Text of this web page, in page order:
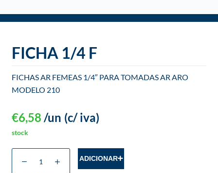
FICHA 1/4 F
FICHAS AR FEMEAS 1/4″ PARA TOMADAS AR ARO
MODELO 210
€6,58 (c/ iva)
/un
stock
ADICIONAR